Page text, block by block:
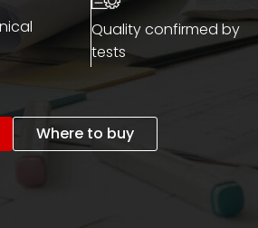
Quality confirmed by
tests
Where to buy